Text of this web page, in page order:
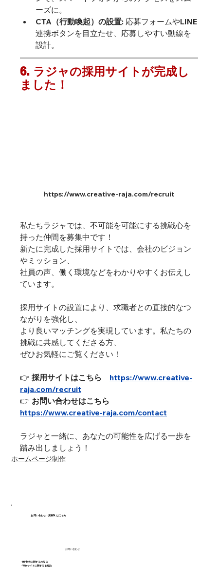
ーズに。
CTA（行動喚起）の設置: 応募フォームやLINE
連携ボタンを目立たせ、応募しやすい動線を
設計。
6. ラジャの採用サイトが完成し
ました！
https://www.creative-raja.com/recruit
私たちラジャでは、不可能を可能にする挑戦心を
持った仲間を募集中です！
新たに完成した採用サイトでは、会社のビジョン
やミッション、
社員の声、働く環境などをわかりやすくお伝えし
ています。
採用サイトの設置により、求職者との直接的なつ
ながりを強化し、
より良いマッチングを実現しています。私たちの
挑戦に共感してくださる方、
ぜひお気軽にご覧ください！
👉 採用サイトはこちら
https://www.creative-
raja.com/recruit
👉 お問い合わせはこちら
https://www.creative-raja.com/contact
ラジャと一緒に、あなたの可能性を広げる一歩を
踏み出しましょう！
ホームページ制作
お問い合わせ・資料DLはこちら
お問い合わせ
・HP制作に関するお悩み
・Wixサイトに関するお悩み